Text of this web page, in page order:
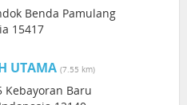
Benda Pamulang
15417
UTAMA (7.55 km)
Kebayoran Baru